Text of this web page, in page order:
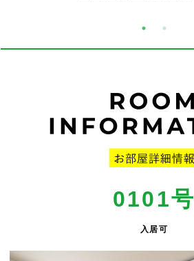
0101号
入居可